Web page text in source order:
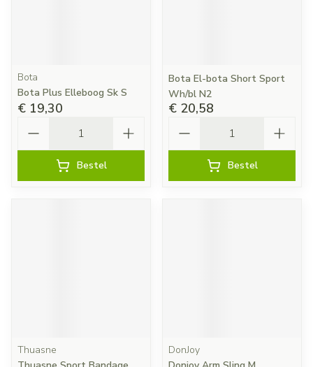
Bota
Bota Plus Elleboog Sk S
€ 19,30
Bestel
Bota El-bota Short Sport
Wh/bl N2
€ 20,58
Bestel
Thuasne
DonJoy